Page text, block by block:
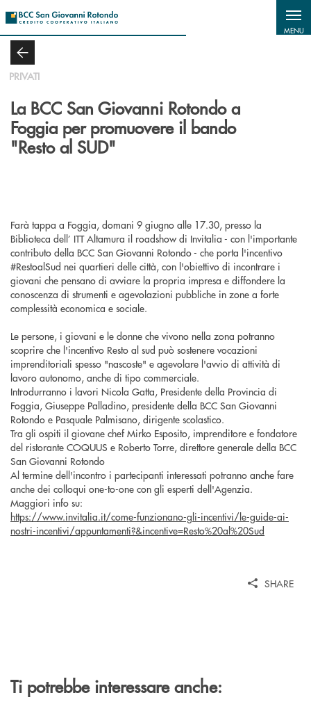
MENU
PRIVATI
La BCC San Giovanni Rotondo a
Foggia per promuovere il bando
"Resto al SUD"
Farà tappa a Foggia, domani 9 giugno alle 17.30, presso la
Biblioteca dell’ ITT Altamura il roadshow di Invitalia - con l'importante
contributo della BCC San Giovanni Rotondo - che porta l'incentivo
#RestoalSud nei quartieri delle città, con l'obiettivo di incontrare i
giovani che pensano di avviare la propria impresa e diffondere la
conoscenza di strumenti e agevolazioni pubbliche in zone a forte
complessità economica e sociale.
Le persone, i giovani e le donne che vivono nella zona potranno
scoprire che l'incentivo Resto al sud può sostenere vocazioni
imprenditoriali spesso "nascoste" e agevolare l'avvio di attività di
lavoro autonomo, anche di tipo commerciale.
Introdurranno i lavori Nicola Gatta, Presidente della Provincia di
Foggia, Giuseppe Palladino, presidente della BCC San Giovanni
Rotondo e Pasquale Palmisano, dirigente scolastico.
Tra gli ospiti il giovane chef Mirko Esposito, imprenditore e fondatore
del ristorante COQUUS e Roberto Torre, direttore generale della BCC
San Giovanni Rotondo
Al termine dell'incontro i partecipanti interessati potranno anche fare
anche dei colloqui one-to-one con gli esperti dell'Agenzia.
Maggiori info su:
https://www.invitalia.it/come-funzionano-gli-incentivi/le-guide-ai-
nostri-incentivi/appuntamenti?&incentive=Resto%20al%20Sud
SHARE
Ti potrebbe interessare anche: